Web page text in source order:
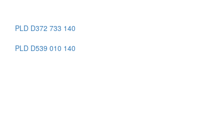
PLD D836 B3V 125